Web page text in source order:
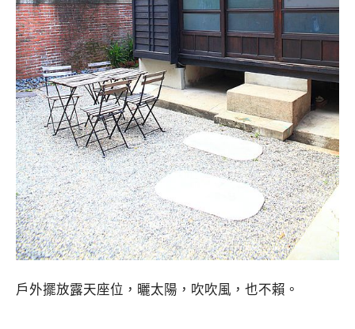
戶外擺放露天座位，曬太陽，吹吹風，也不賴。